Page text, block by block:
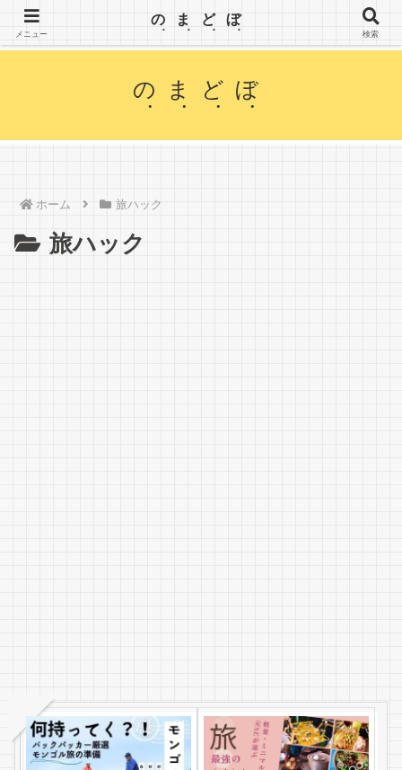
【のまどぼ】手が届くセミリタイア生活・アーリーリタイア・週３日働いて、半分休む。wifiとPC
を持って、場所にこだわらずノマド生活を楽しみます。
のまどぼ
ホーム 旅ハック
旅ハック
メニュー
のまどぼ
検索